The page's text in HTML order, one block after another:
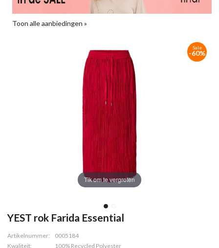
Toon alle aanbiedingen »
Tik om te vergroten
Sale
-60%
YEST rok Farida Essential
Artikelnummer:
0005184
Kwaliteit:
100% Recycled Polyester